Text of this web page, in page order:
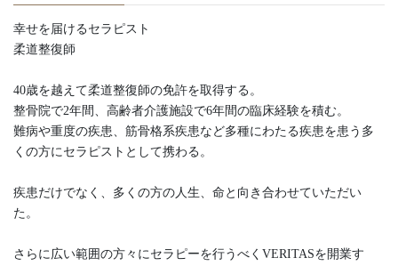
幸せを届けるセラピスト
柔道整復師
40歳を越えて柔道整復師の免許を取得する。
整骨院で2年間、高齢者介護施設で6年間の臨床経験を積む。
難病や重度の疾患、筋骨格系疾患など多種にわたる疾患を患う多
くの方にセラピストとして携わる。
疾患だけでなく、多くの方の人生、命と向き合わせていただい
た。
さらに広い範囲の方々にセラピーを行うべくVERITASを開業す